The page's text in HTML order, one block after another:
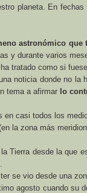
planeta. En
astronómico
y durante varios
tratado como si
noticia donde no
tema a afirmar lo
casi todos los
la zona más
la Tierra desde la que
se vio desde una
agosto cuando su